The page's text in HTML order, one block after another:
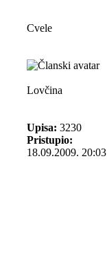
Cvele
Lovčina
Upisa: 3230
Pristupio:
18.09.2009. 20:03